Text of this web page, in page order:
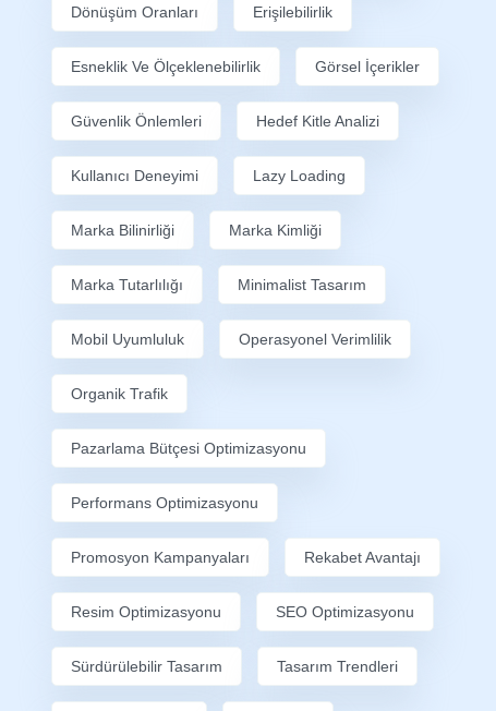
Dönüşüm Oranları Erişilebilirlik
Esneklik Ve Ölçeklenebilirlik Görsel İçerikler
Güvenlik Önlemleri Hedef Kitle Analizi
Kullanıcı Deneyimi Lazy Loading
Marka Bilinirliği Marka Kimliği
Marka Tutarlılığı Minimalist Tasarım
Mobil Uyumluluk Operasyonel Verimlilik
Organik Trafik
Pazarlama Bütçesi Optimizasyonu
Performans Optimizasyonu
Promosyon Kampanyaları Rekabet Avantajı
Resim Optimizasyonu SEO Optimizasyonu
Sürdürülebilir Tasarım Tasarım Trendleri